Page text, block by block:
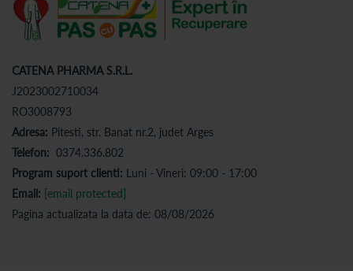
CATENA PHARMA S.R.L.
J2023002710034
RO3008793
Adresa: Pitesti, str. Banat nr.2, judet Arges
Telefon: 0374.336.802
Program suport clienti: Luni - Vineri: 09:00 - 17:00
Email: [email protected]
Pagina actualizata la data de: 08/08/2026